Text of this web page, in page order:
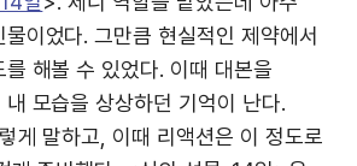
이었다. 그만큼 현실적인 제약에서
해볼 수 있었다. 이때 대본을
모습을 상상하던 기억이 난다.
게 말하고, 이때 리액션은 이 정도로